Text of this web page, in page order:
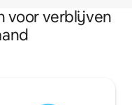
voor verblijven